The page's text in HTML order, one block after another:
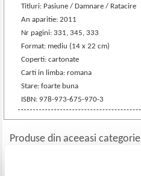
Titluri: Pasiune / Damnare / Ratacire
An aparitie: 2011
Nr pagini: 331, 345, 333
Format: mediu (14 x 22 cm)
Coperti: cartonate
Carti in limba: romana
Stare: foarte buna
ISBN: 978-973-675-970-3
Produse din aceeasi categorie